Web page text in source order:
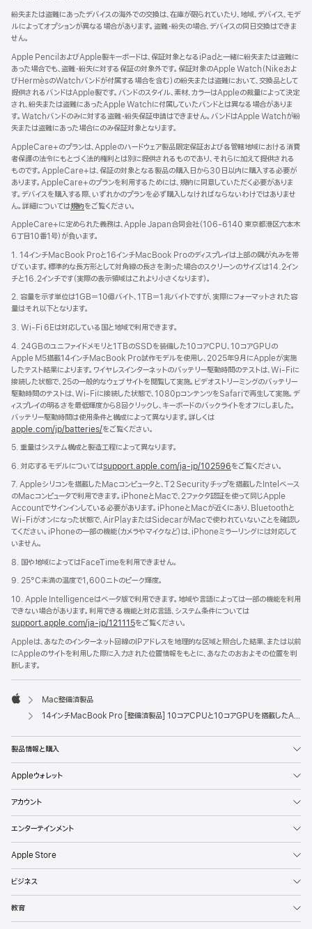
紛失または盗難にあったデバイスの海外での交換は、在庫が限られていたり、地域、デバイス、モデ
ルによってオプションが異なる場合があります。盗難・紛失の場合、デバイスの同日交換はできま
せん。
Apple PencilおよびApple製キーボードは、保証対象となるiPadと一緒に紛失または盗難に
あった場合でも、盗難・紛失に対する保証の対象外です。保証対象のApple Watch（Nikeおよ
びHermèsのWatchバンドが付属する場合を含む）の紛失または盗難において、交換品として
提供されるバンドはApple製です。バンドのスタイル、素材、カラーはAppleの裁量によって決定
され、紛失または盗難にあったApple Watchに付属していたバンドとは異なる場合がありま
す。Watchバンドのみに対する盗難・紛失保証申請はできません。バンドはApple Watchが紛
失または盗難にあった場合にのみ保証対象となります。
AppleCare+のプランは、Appleのハードウェア製品限定保証および各管轄地域における消費
者保護の法令にもとづく法的権利とは別に提供されるものであり、それらに加えて提供される
ものです。AppleCare+は、保証の対象となる製品の購入日から30日以内に購入する必要が
あります。AppleCare+のプランを利用するためには、規約に同意していただく必要がありま
す。デバイスを購入する際、いずれかのプランを必ず購入しなければならないわけではありませ
ん。詳細については規約（新
ウ
イ
ン
ド
ウ
開
き
ま
をご覧ください。
AppleCare+に定められた義務は、Apple Japan合同会社（106-6140 東京都港区六本木
6丁目10番1号）が負いま す 。
1. 14インチMacBook Proと16インチMacBook Proのディスプレイは上部の隅が丸みを帯
びています。標準的な長方形として対角線の長さを測った場合のスクリーンのサイズは14.2イン
チと16.2インチです（実際の表示領域はこれより小さくなります）。
2. 容量を示す単位は1GB＝10億バイト、1TB＝1兆バイトですが、実際にフォーマットされた容
量はそれ以下となります。
3. Wi-Fi 6Eは対応している国と地域で利用できます。
4. 24GBのユニファイドメモリと1TBのSSDを装備した10コアCPU、10コアGPUの
Apple M5搭載14インチMacBook Pro試作モデルを使用し、2025年9月にAppleが実施
したテスト結果によります。ワイヤレスインターネットのバッテリー駆動時間のテストは、Wi-Fiに
接続した状態で、25の一般的なウェブサイトを閲覧して実施。ビデオストリーミングのバッテリー
駆動時間のテストは、Wi-Fiに接続した状態で、1080pコンテンツをSafariで再生して実施。デ
ィスプレイの明るさを最低輝度から8回クリックし、キーボードのバックライトをオフにしました。
バッテリー駆動時間は使用条件と構成によって異なります。詳しくは
apple.com/jp/batteries/をご覧ください。
5. 重量はシステム構成と製造工程によって異なります。
6. 対応するモデルについてはsupport.apple.com/ja-jp/102596をご覧ください。
7. Appleシリコンを搭載したMacコンピュータと、T2 Securityチップを搭載したIntelベース
のMacコンピュータで利用できます。iPhoneとMacで、2ファクタ認証を使って同じApple
Accountでサインインしている必要があります。iPhoneとMacが近くにあり、Bluetoothと
Wi-Fiがオンになった状態で、AirPlayまたはSidecarがMacで使われていないことを確認し
てください。iPhoneの一部の機能（カメラやマイクなど）は、iPhoneミラーリングには対応して
いません。
8. 国や地域によってはFaceTimeを利用できません。
9. 25°C未満の温度で1,600ニトのピーク輝度。
10. Apple Intelligenceはベータ版で利用できます。地域や言語によっては一部の機能を利用
できない場合があります。利用できる機能と対応言語、システム条件については
support.apple.com/ja-jp/121115をご覧ください。
Appleは、あなたのインターネット回線のIPアドレスを地理的な区域と照合した結果、または以前
にAppleのサイトを利用した際に入力された位置情報をもとに、あなたのおおよその位置を判
断します。
Mac整備済製品
14インチMacBook Pro [整備済製品] 10コアCPUと10コアGPUを搭載したApple M5チップ - スペースブラック
製品情報と購入
Appleウォレット
アカウント
エンターテインメント
Apple Store
ビジネス
教育